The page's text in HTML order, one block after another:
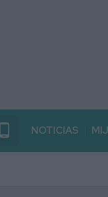
phone_android NOTICIAS